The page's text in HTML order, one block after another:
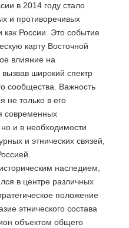
в 2014 году стало
и противоречивых
России. Это событие
карту Восточной
влияние на
широкий спектр
сообщества. Важность
не только в его
современных
и в необходимости
и этнических связей,
наследием,
в центре различных
положение
этнического состава
объектом общего